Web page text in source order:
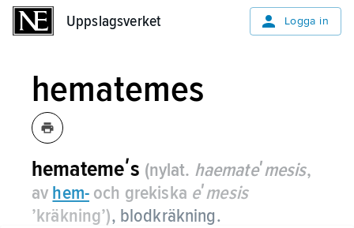
Uppslagsverket Logga in
hematemes
hematemeʹs (nylat. haemateʹmesis,
av hem- och grekiska eʹmesis
’kräkning’), blodkräkning.